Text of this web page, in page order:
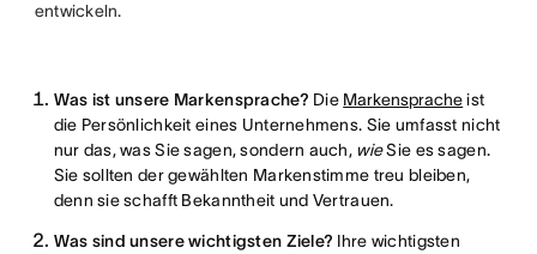
entwickeln.
Was ist unsere Markensprache? Die Markenspracheist
die Persönlichkeit eines Unternehmens. Sie umfasst nicht
nur das, was Sie sagen, sondern auch, wieSie es sagen.
Sie sollten der gewählten Markenstimme treu bleiben,
denn sie schafft Bekanntheit und Vertrauen.
Was sind unsere wichtigsten Ziele? Ihre wichtigsten